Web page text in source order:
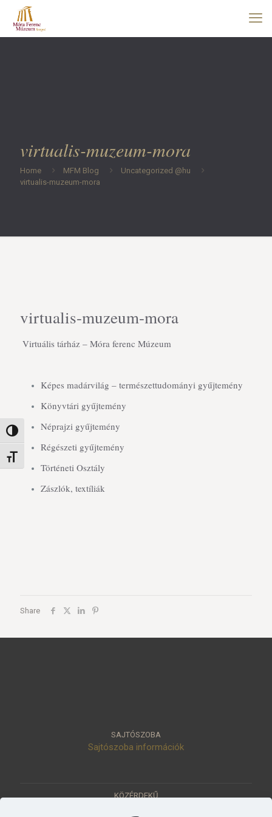
Nagy kontraszt váltása
Betűméret váltása
virtualis-muzeum-mora
Home MFM Blog
Uncategorized @hu
virtualis-muzeum-mora
virtualis-muzeum-mora
Virtuális tárház – Móra ferenc Múzeum
Képes madárvilág – természettudományi gyűjtemény
Könyvtári gyűjtemény
Néprajzi gyűjtemény
Régészeti gyűjtemény
Történeti Osztály
Zászlók, textíliák
Share
SAJTÓSZOBA
Sajtószoba információk
KÖZÉRDEKŰ